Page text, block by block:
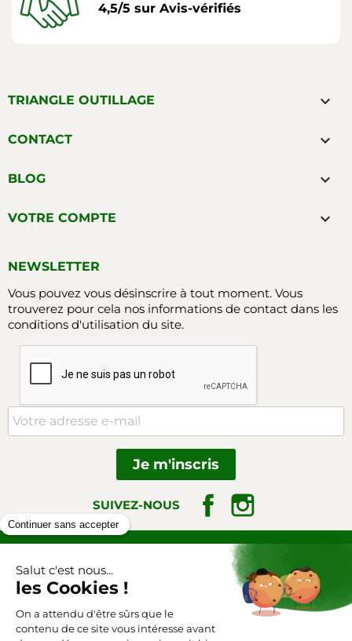
4,5/5 sur Avis-vérifiés
TRIANGLE OUTILLAGE 
CONTACT 
BLOG 
VOTRE COMPTE 
NEWSLETTER
Vous pouvez vous désinscrire à tout moment. Vous
trouverez pour cela nos informations de contact dans les
conditions d'utilisation du site.
SUIVEZ-NOUS Facebook
Triangle-outillage.com
Conditions générales de vente